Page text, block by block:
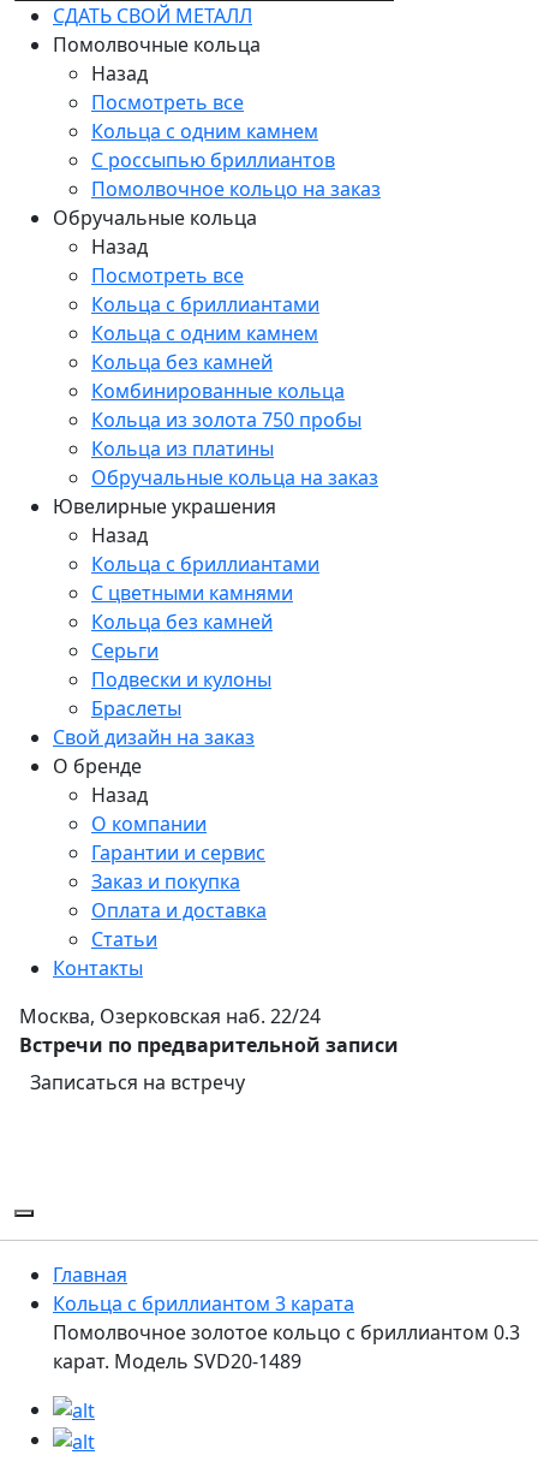
СДАТЬ СВОЙ МЕТАЛЛ
Помолвочные кольца
Назад
Посмотреть все
Кольца с одним камнем
С россыпью бриллиантов
Помолвочное кольцо на заказ
Обручальные кольца
Назад
Посмотреть все
Кольца с бриллиантами
Кольца с одним камнем
Кольца без камней
Комбинированные кольца
Кольца из золота 750 пробы
Кольца из платины
Обручальные кольца на заказ
Ювелирные украшения
Назад
Кольца с бриллиантами
С цветными камнями
Кольца без камней
Серьги
Подвески и кулоны
Браслеты
Свой дизайн на заказ
О бренде
Назад
О компании
Гарантии и сервис
Заказ и покупка
Оплата и доставка
Статьи
Контакты
Москва, Озерковская наб. 22/24
Встречи по предварительной записи
Записаться на встречу
Главная
Кольца с бриллиантом 3 карата
Помолвочное золотое кольцо с бриллиантом 0.3
карат. Модель SVD20-1489